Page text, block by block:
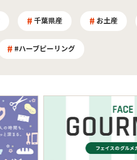
千葉県産 お土産
#ハーブピーリング